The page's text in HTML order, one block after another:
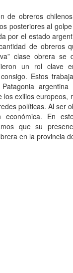
de obreros
posteriores al
por el estado
de obreros
clase obrera se
un rol clave
Estos
los exilios europeos,
políticas. Al ser
económica. En
que su
en la provincia